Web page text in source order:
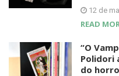
12 de
READ
“O
Polidori
do